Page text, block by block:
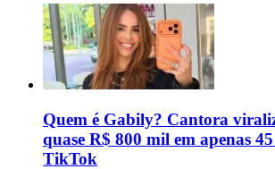
Quem é Gabily? Cantora
quase R$ 800 mil em apenas
TikTok